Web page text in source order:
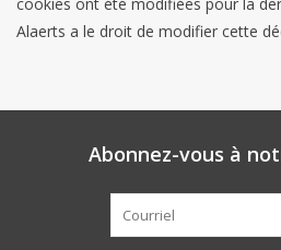
Alaerts a le droit de modifier cette
Abonnez-vous à